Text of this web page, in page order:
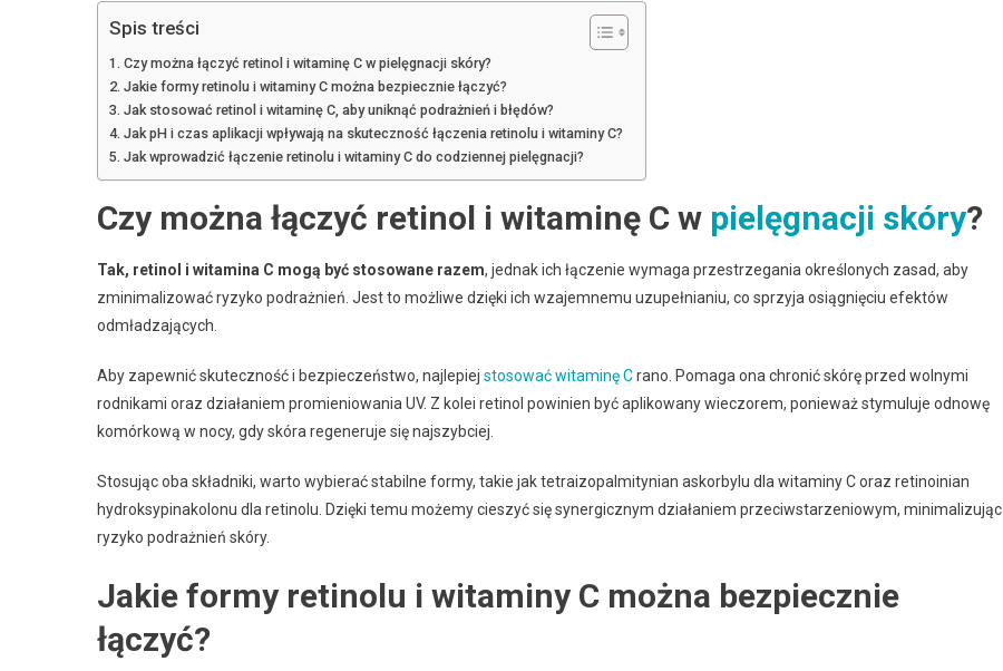
Spis treści
Czy można łączyć retinol i witaminę C w pielęgnacji skóry?
Jakie formy retinolu i witaminy C można bezpiecznie łączyć?
Jak stosować retinol i witaminę C, aby uniknąć podrażnień i błędów?
Jak pH i czas aplikacji wpływają na skuteczność łączenia retinolu i witaminy C?
Jak wprowadzić łączenie retinolu i witaminy C do codziennej pielęgnacji?
Czy można łączyć retinol i witaminę C w pielęgnacji skóry?
Tak, retinol i witamina C mogą być stosowane razem, jednak ich łączenie wymaga przestrzegania określonych zasad, aby
zminimalizować ryzyko podrażnień. Jest to możliwe dzięki ich wzajemnemu uzupełnianiu, co sprzyja osiągnięciu efektów
odmładzających.
Aby zapewnić skuteczność i bezpieczeństwo, najlepiej stosować witaminę Crano. Pomaga ona chronić skórę przed wolnymi
rodnikami oraz działaniem promieniowania UV. Z kolei retinol powinien być aplikowany wieczorem, ponieważ stymuluje odnowę
komórkową w nocy, gdy skóra regeneruje się najszybciej.
Stosując oba składniki, warto wybierać stabilne formy, takie jak tetraizopalmitynian askorbylu dla witaminy C oraz retinoinian
hydroksypinakolonu dla retinolu. Dzięki temu możemy cieszyć się synergicznym działaniem przeciwstarzeniowym, minimalizując
ryzyko podrażnień skóry.
Jakie formy retinolu i witaminy C można bezpiecznie
łączyć?